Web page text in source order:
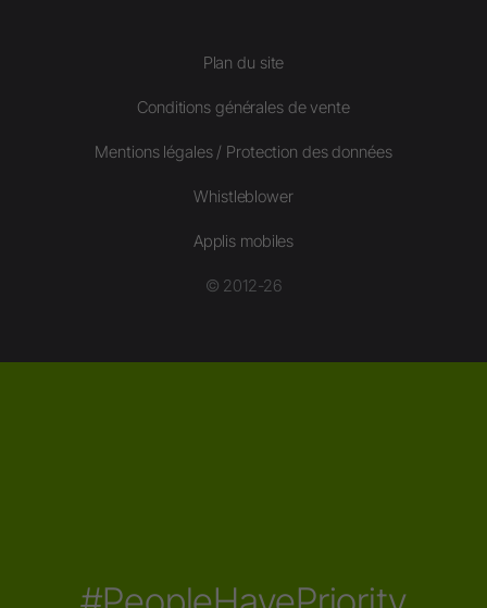
Plan du site
Conditions générales de vente
Mentions légales / Protection des données
Whistleblower
Applis mobiles
© 2012-26